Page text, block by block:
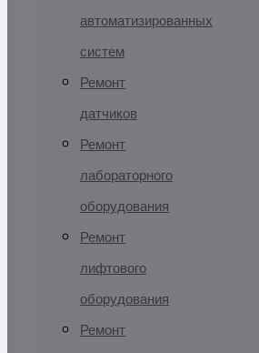
автоматизированных
систем
Ремонт
датчиков
Ремонт
лабораторного
оборудования
Ремонт
лифтового
оборудования
Ремонт